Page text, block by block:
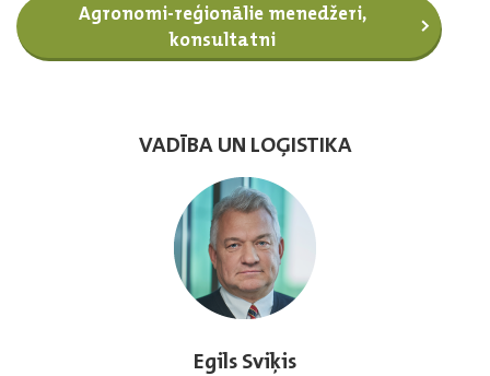
Agronomi-reģionālie menedžeri,
konsultatni
VADĪBA UN LOĢISTIKA
Egils Sviķis